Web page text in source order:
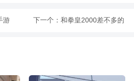
游 下一个： 和拳皇2000差不多的